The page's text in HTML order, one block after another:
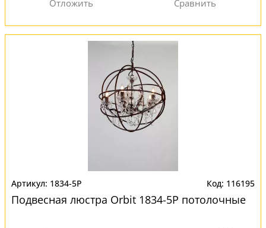
1834-5P 116195
Подвесная люстра Orbit 1834-5P потолочные